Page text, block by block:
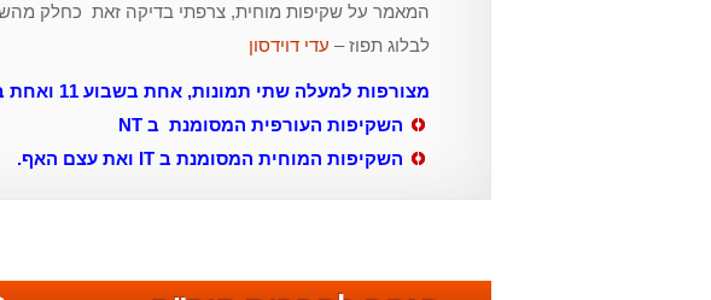
המאמר על שקיפות מוחית, צרפתי בדיקה זאת כחלק
לבלוג תפוז – עדי דוידסון
מצורפות למעלה שתי תמונות, אחת בשבוע 11 ואחת בשבוע 13.
השקיפות העורפית המסומנת ב NT
השקיפות המוחית המסומנת ב IT ואת עצם האף.